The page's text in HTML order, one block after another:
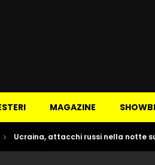
MAGAZINE
Ucraina, attacchi russi nella notte